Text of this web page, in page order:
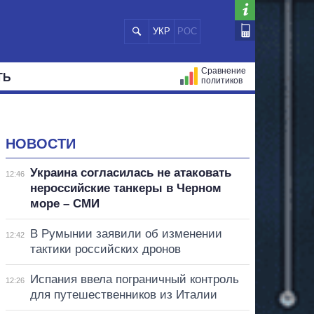
УКР РОС
Сравнение
политиков
НОВОСТИ
12:46
Украина согласилась не атаковать
нероссийские танкеры в Черном
море – СМИ
12:42
В Румынии заявили об изменении
тактики российских дронов
12:26
Испания ввела пограничный контроль
для путешественников из Италии